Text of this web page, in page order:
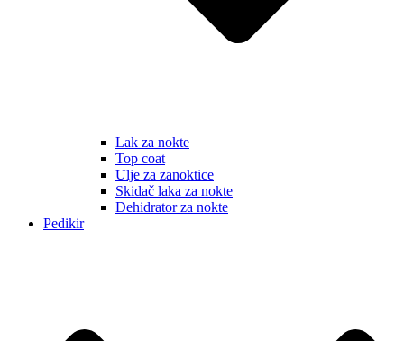
Lak za nokte
Top coat
Ulje za zanoktice
Skidač laka za nokte
Dehidrator za nokte
Pedikir